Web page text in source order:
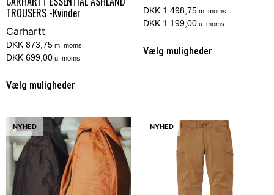
TROUSERS -Kvinder
Carhartt
DKK 873,75 m. moms
DKK 699,00 u. moms
Vælg muligheder
DKK 1.498,75 m. moms
DKK 1.199,00 u. moms
Vælg muligheder
NYHED NYHED